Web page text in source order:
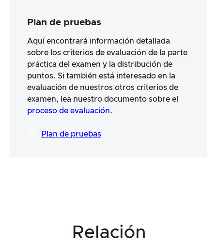
Plan de pruebas
Aquí encontrará información detallada
sobre los criterios de evaluación de la parte
práctica del examen y la distribución de
puntos. Si también está interesado en la
evaluación de nuestros otros criterios de
examen, lea nuestro documento sobre el
proceso de evaluación.
Plan de pruebas
Relación